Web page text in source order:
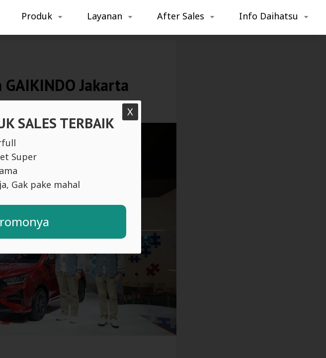
SALES TERBAIK
Super
Gak pake mahal
X
Produk Layanan After Sales Info Daihatsu
Jakarta